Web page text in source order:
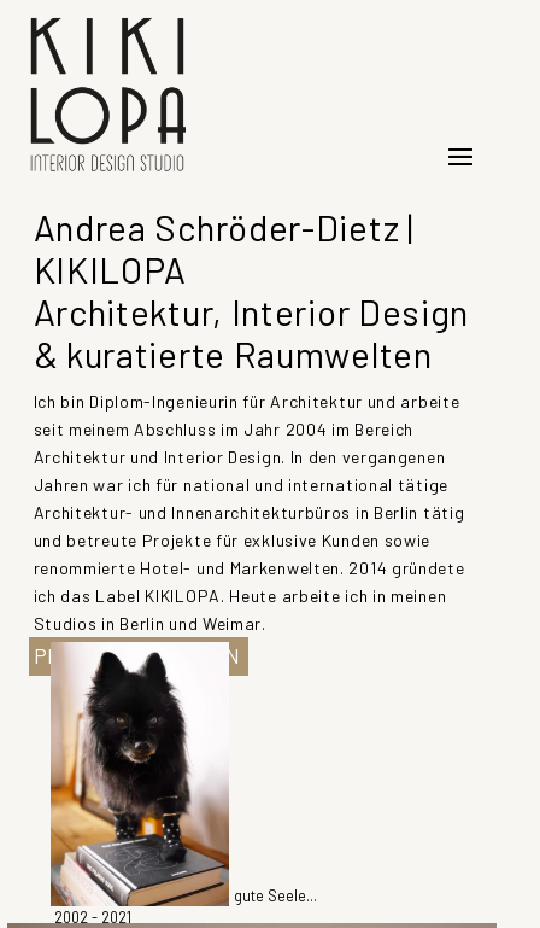
Andrea Schröder-Dietz |
KIKILOPA
Architektur, Interior Design
& kuratierte Raumwelten
Ich bin Diplom-Ingenieurin für Architektur und arbeite
seit meinem Abschluss im Jahr 2004 im Bereich
Architektur und Interior Design. In den vergangenen
Jahren war ich für national und international tätige
Architektur- und Innenarchitekturbüros in Berlin tätig
und betreute Projekte für exklusive Kunden sowie
renommierte Hotel- und Markenwelten. 2014 gründete
ich das Label KIKILOPA. Heute arbeite ich in meinen
Studios in Berlin und Weimar.
PROJEKT ANFRAGEN
Spitzdame „Lillith“, war die gute Seele...
2002 - 2021